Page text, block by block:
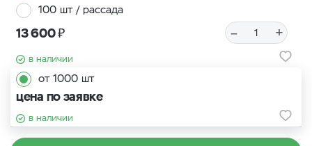
100 шт / рассада
13 600₽ – +
в наличии
от 1000 шт
цена по заявке
в наличии